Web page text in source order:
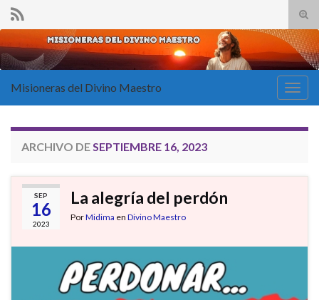
el
de
Search for:
la
Misioneras del Divino Maestro
ARCHIVO DESEPTIEMBRE 16, 2023
SEP
16
2023
La alegría del perdón
PorMidima en Divino Maestro